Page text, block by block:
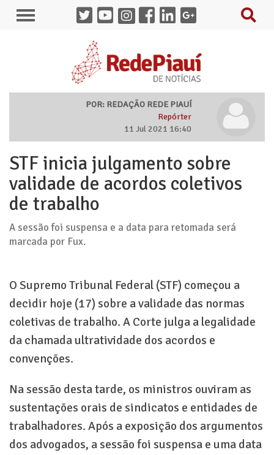
POR: REDAÇÃO REDE PIAUÍ
Repórter
11 Jul 2021 16:40
STF inicia julgamento sobre
validade de acordos coletivos
de trabalho
A sessão foi suspensa e a data para retomada será
marcada por Fux.
O Supremo Tribunal Federal (STF) começou a
decidir hoje (17) sobre a validade das normas
coletivas de trabalho. A Corte julga a legalidade
da chamada ultratividade dos acordos e
convenções.
Na sessão desta tarde, os ministros ouviram as
sustentações orais de sindicatos e entidades de
trabalhadores. Após a exposição dos argumentos
dos advogados, a sessão foi suspensa e uma data